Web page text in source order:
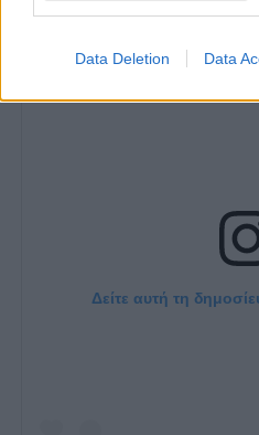
Data Deletion Data
Δείτε αυτή τη